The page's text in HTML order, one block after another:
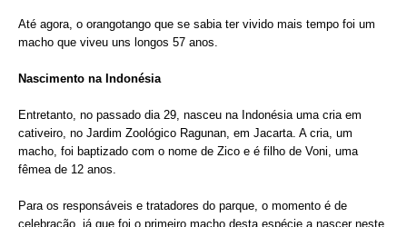
Até agora, o orangotango que se sabia ter vivido mais tempo foi um
macho que viveu uns longos 57 anos.
Nascimento na Indonésia
Entretanto, no passado dia 29, nasceu na Indonésia uma cria em
cativeiro, no Jardim Zoológico Ragunan, em Jacarta. A cria, um
macho, foi baptizado com o nome de Zico e é filho de Voni, uma
fêmea de 12 anos.
Para os responsáveis e tratadores do parque, o momento é de
celebração, já que foi o primeiro macho desta espécie a nascer neste